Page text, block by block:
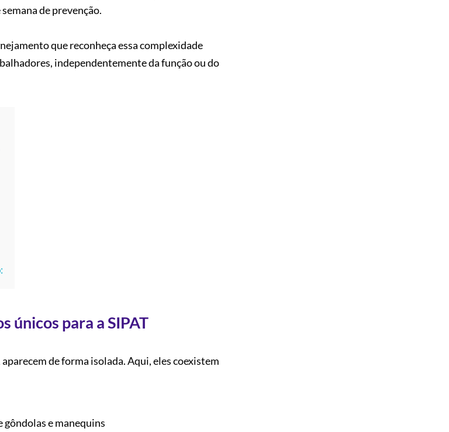
de prevenção.
que reconheça essa complexidade
independentemente da função ou do
únicos para a SIPAT
de forma isolada. Aqui, eles coexistem
gôndolas e manequins